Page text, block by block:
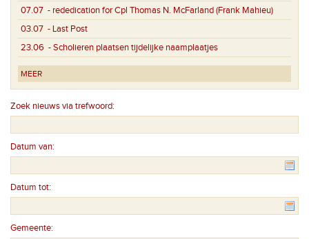
07.07 - rededication for Cpl Thomas N. McFarland (Frank Mahieu)
03.07 - Last Post
23.06 - Scholieren plaatsen tijdelijke naamplaatjes
MEER
Zoek nieuws via trefwoord:
Datum van:
Datum tot:
Gemeente: